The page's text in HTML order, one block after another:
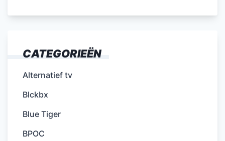
CATEGORIEËN
Alternatief tv
Blckbx
Blue Tiger
BPOC